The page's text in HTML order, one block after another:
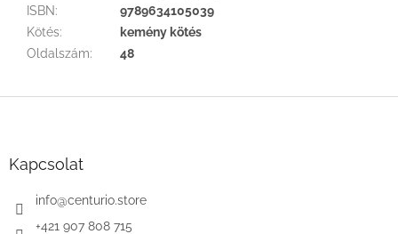
ISBN:
9789634105039
Kötés:
kemény kötés
Oldalszám: 48
Kapcsolat
info@centurio.store
+421 907 808 715